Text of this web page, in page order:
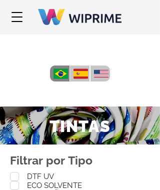
TINTAS
Filtrar por Tipo
DTF UV
ECO SOLVENTE